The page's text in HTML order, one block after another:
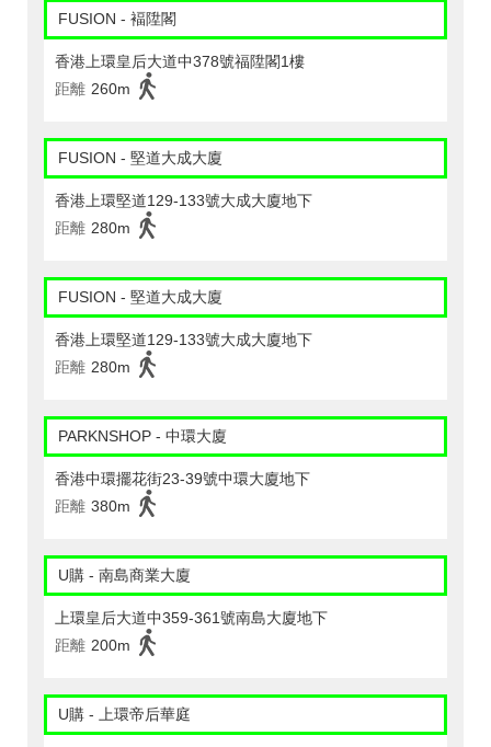
FUSION - 褔陞閣
香港上環皇后大道中378號福陞閣1樓
距離 260m
FUSION - 堅道大成大廈
香港上環堅道129-133號大成大廈地下
距離 280m
FUSION - 堅道大成大廈
香港上環堅道129-133號大成大廈地下
距離 280m
PARKNSHOP - 中環大廈
香港中環擺花街23-39號中環大廈地下
距離 380m
U購 - 南島商業大廈
上環皇后大道中359-361號南島大廈地下
距離 200m
U購 - 上環帝后華庭